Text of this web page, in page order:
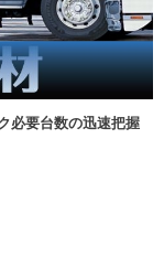
必要台数の迅速把握